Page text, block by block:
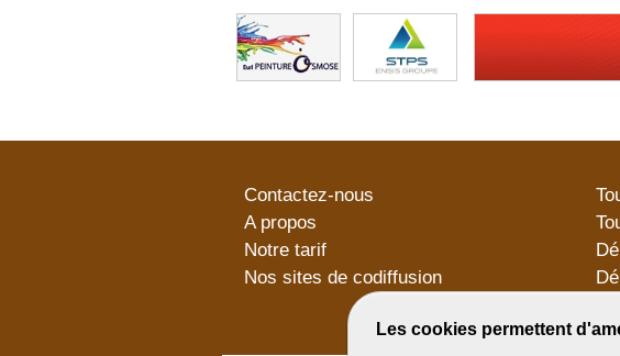
Les cookies permettent
Contactez-nous
A propos
Notre tarif
Nos sites de codiffusion